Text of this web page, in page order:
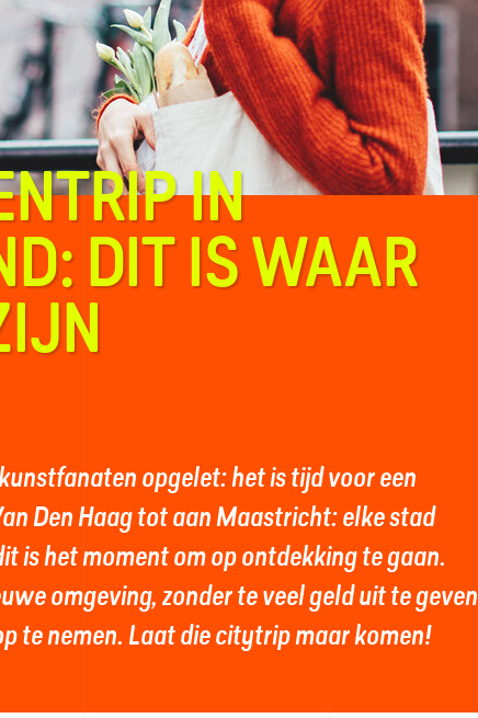
IN
DIT IS WAAR
opgelet: het is tijd voor een
Den Haag tot aan Maastricht: elke stad
is het moment om op ontdekking te gaan.
omgeving, zonder te veel geld uit te geven
te nemen. Laat die citytrip maar komen!